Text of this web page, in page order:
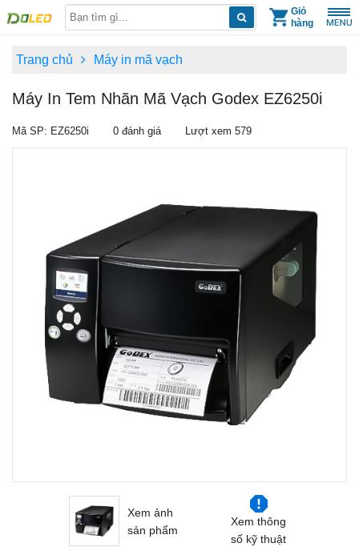
Giỏ
hàng
Trang chủ Máy in mã vạch
Máy In Tem Nhãn Mã Vạch Godex EZ6250i
Mã SP: EZ6250i 0 đánh giá Lượt xem 579
Xem ảnh
sản phẩm
Xem thông
số kỹ thuật